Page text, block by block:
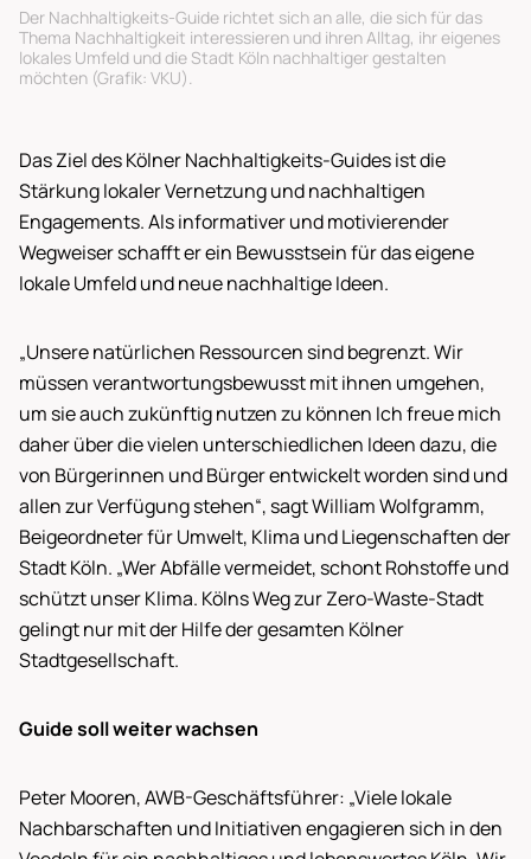
Der Nachhaltigkeits-Guide richtet sich an alle, die sich für das
Thema Nachhaltigkeit interessieren und ihren Alltag, ihr eigenes
lokales Umfeld und die Stadt Köln nachhaltiger gestalten
möchten (Grafik: VKU).
Das Ziel des Kölner Nachhaltigkeits-Guides ist die
Stärkung lokaler Vernetzung und nachhaltigen
Engagements. Als informativer und motivierender
Wegweiser schafft er ein Bewusstsein für das eigene
lokale Umfeld und neue nachhaltige Ideen.
„Unsere natürlichen Ressourcen sind begrenzt. Wir
müssen verantwortungsbewusst mit ihnen umgehen,
um sie auch zukünftig nutzen zu können Ich freue mich
daher über die vielen unterschiedlichen Ideen dazu, die
von Bürgerinnen und Bürger entwickelt worden sind und
allen zur Verfügung stehen“, sagt William Wolfgramm,
Beigeordneter für Umwelt, Klima und Liegenschaften der
Stadt Köln. „Wer Abfälle vermeidet, schont Rohstoffe und
schützt unser Klima. Kölns Weg zur Zero-Waste-Stadt
gelingt nur mit der Hilfe der gesamten Kölner
Stadtgesellschaft.
Guide soll weiter wachsen
Peter Mooren, AWB-Geschäftsführer: „Viele lokale
Nachbarschaften und Initiativen engagieren sich in den